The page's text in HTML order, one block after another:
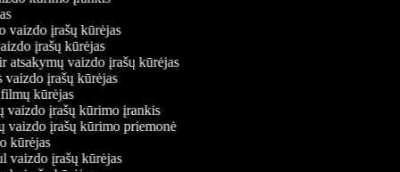
vaizdo įrašų kūrėjas
įrašų kūrėjas
atsakymų vaizdo įrašų kūrėjas
vaizdo įrašų kūrėjas
kūrėjas
vaizdo įrašų kūrimo įrankis
vaizdo įrašų kūrimo priemonė
kūrėjas
vaizdo įrašų kūrėjas